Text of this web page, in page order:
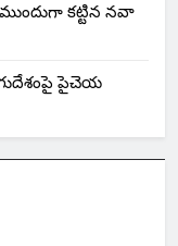
కట్టిన నవా
పైచెయ